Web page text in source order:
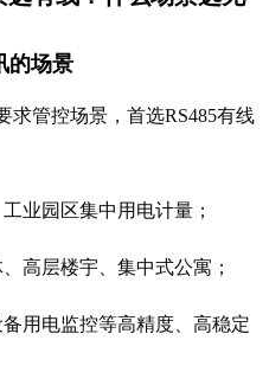
的场景
求管控场景，首选RS485有线
业园区集中用电计量；
高层楼宇、集中式公寓；
用电监控等高精度、高稳定